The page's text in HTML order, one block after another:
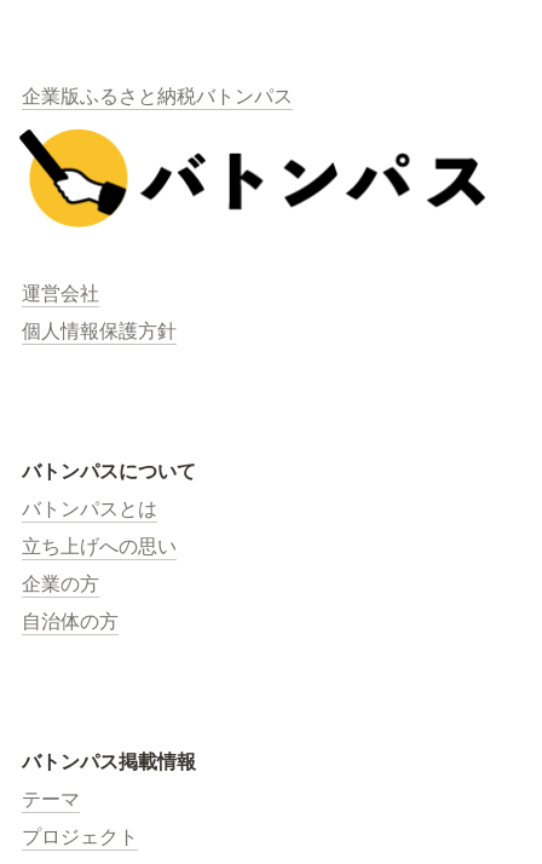
企業版ふるさと納税バトンパス
運営会社
個人情報保護方針
バトンパスについて
バトンパスとは
立ち上げへの思い
企業の方
自治体の方
バトンパス掲載情報
テーマ
プロジェクト